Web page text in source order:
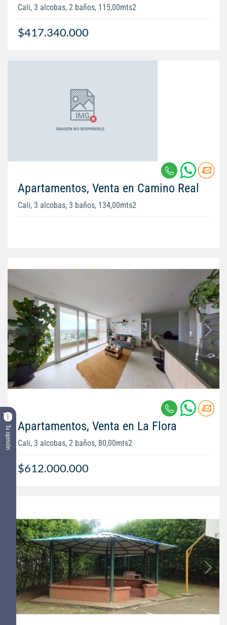
Tu opinión
Cali, 3 alcobas, 2 baños, 115,00mts2
$417.340.000
Apartamentos, Venta en Camino Real
Cali, 3 alcobas, 3 baños, 134,00mts2
Apartamentos, Venta en La Flora
Cali, 3 alcobas, 2 baños, 80,00mts2
$612.000.000